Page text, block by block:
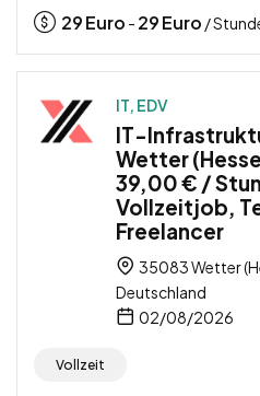
29Euro - 29Euro /
IT, EDV
IT-
Wetter
39,00 € /
Vollzeitjob,
Freelancer
35083 Wetter
Deutschland
02/08/2026
Vollzeit